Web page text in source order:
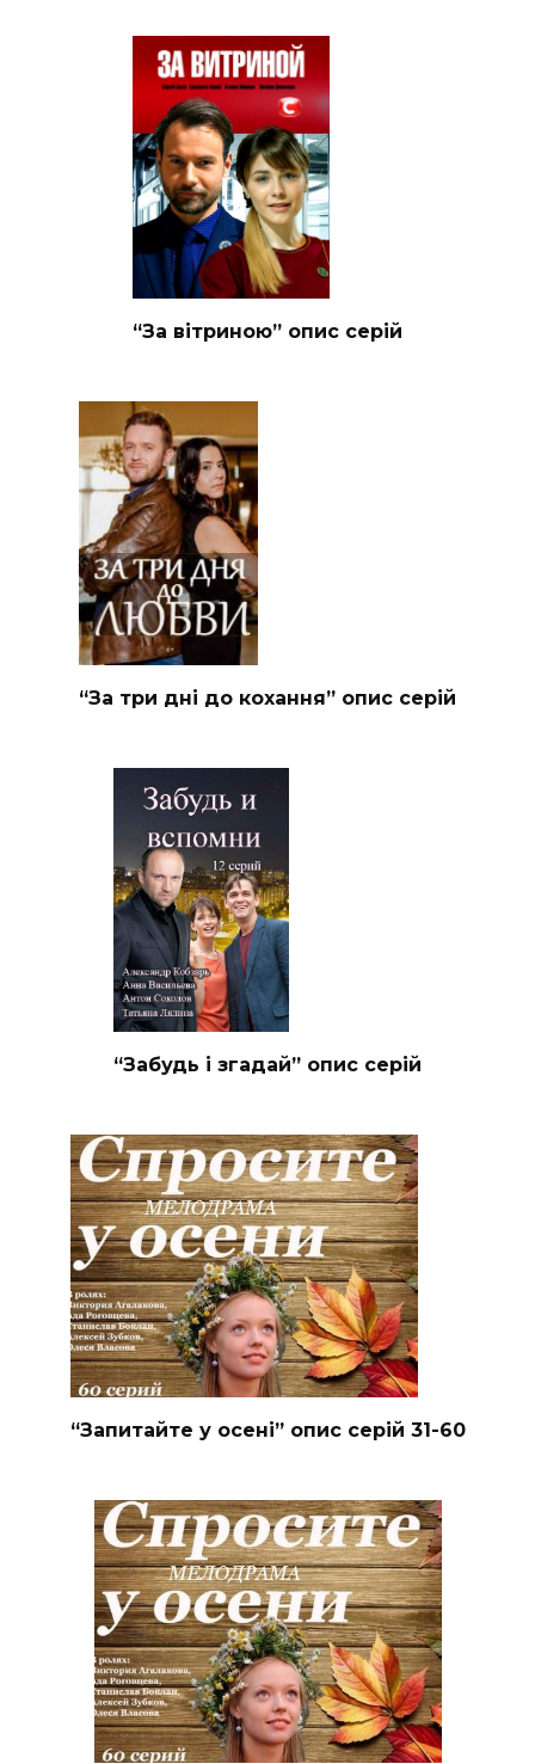
“За вітриною” опис серій
“За три дні до кохання” опис серій
“Забудь і згадай” опис серій
“Запитайте у осені” опис серій 31-60